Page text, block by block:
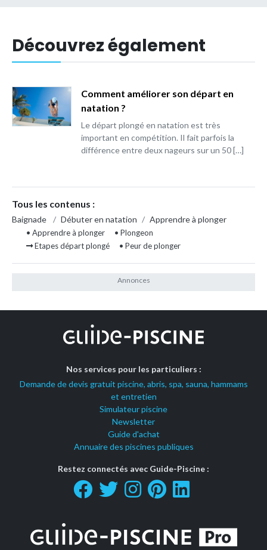
Découvrez également
Comment améliorer son départ en
natation ?
Le départ plongé en natation est très
important en compétition. Il fait parfois la
différence entre deux nageurs sur un 50 […]
Tous les contenus :
Baignade / Débuter en natation / Apprendre à plonger
• Apprendre à plonger
• Plongeon
Etapes départ plongé
• Peur de plonger
Nos services pour les particuliers :
Demande de devis gratuit piscine, abris, spa, sauna, hammams
et entretien
Simulateur piscine
Newsletter
Guide d'achat
Annuaire des piscines publiques
Restez connectés avec Guide-Piscine :